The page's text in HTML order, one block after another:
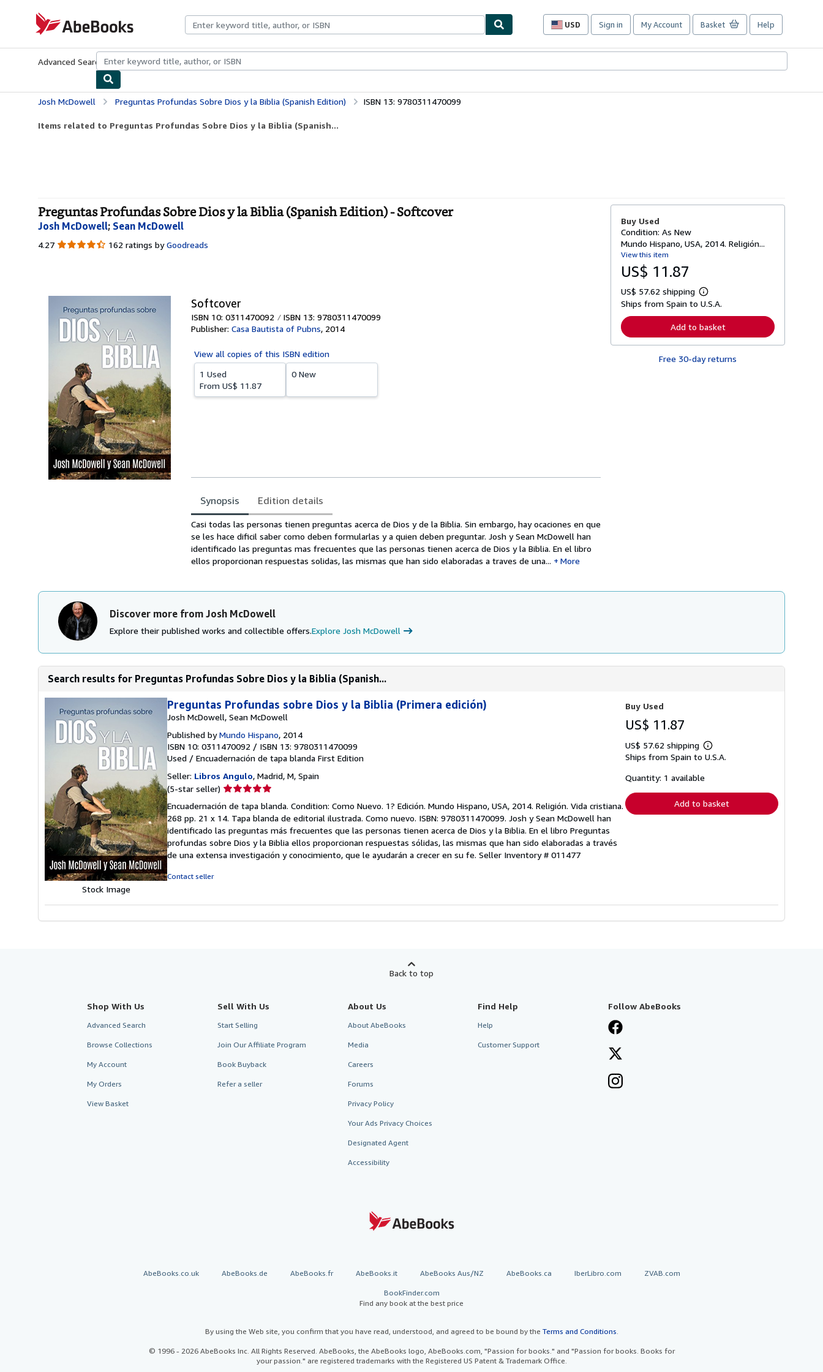
AbeBooks.com
USD
Site
preferences
Sign in My Account Basket Help
Advanced Search Browse CollectionsRare BooksArt & Collectibles
Josh McDowell Preguntas Profundas Sobre Dios y la Biblia (Spanish Edition) ISBN 13: 9780311470099
Items related to Preguntas Profundas Sobre Dios y la Biblia (Spanish...
Preguntas Profundas Sobre Dios y la Biblia (Spanish Edition) - Softcover
Josh McDowell; Sean McDowell
4.27 4.27
162 ratings by Goodreads
Softcover
ISBN 10: 0311470092
ISBN 13: 9780311470099
Publisher: Casa Bautista of Pubns, 2014
View all copies of this ISBN edition
1 Used
From US$ 11.87
0 New
Synopsis Edition details
Synopsis
Casi todas las personas tienen preguntas acerca de Dios y de la Biblia. Sin embargo, hay ocaciones en que
se les hace dificil saber como deben formularlas y a quien deben preguntar. Josh y Sean McDowell han
identificado las preguntas mas frecuentes que las personas tienen acerca de Dios y la Biblia. En el libro
ellos proporcionan respuestas solidas, las mismas que han sido elaboradas a traves de una...
More
Buy Used
Condition: As New
Mundo Hispano, USA, 2014. Religión...
View this item
US$ 11.87
US$ 57.62 shipping
L
e
n
r
Ships from Spain to U.S.A.
Add to basket
Free 30-day returns
Discover more from Josh McDowell
Explore their published works and collectible offers.Explore Josh McDowell
Search results for Preguntas Profundas Sobre Dios y la Biblia (Spanish...
Stock Image
Preguntas Profundas sobre Dios y la Biblia (Primera edición)
Josh McDowell, Sean McDowell
Published byMundo Hispano, 2014
ISBN 10: 0311470092 / ISBN 13: 9780311470099
Used / Encuadernación de tapa blanda First Edition
Seller: Libros Angulo, Madrid, M, Spain
(5-star seller) Seller
5
out
of
5
stars
Encuadernación de tapa blanda. Condition: Como Nuevo. 1? Edición. Mundo Hispano, USA, 2014. Religión. Vida cristiana.
268 pp. 21 x 14. Tapa blanda de editorial ilustrada. Como nuevo. ISBN: 9780311470099. Josh y Sean McDowell han
identificado las preguntas más frecuentes que las personas tienen acerca de Dios y la Biblia. En el libro Preguntas
profundas sobre Dios y la Biblia ellos proporcionan respuestas sólidas, las mismas que han sido elaboradas a través
de una extensa investigación y conocimiento, que le ayudarán a crecer en su fe. Seller Inventory # 011477
Contact seller
Buy Used
US$ 11.87
US$ 57.62 shipping
Learn
more
Ships from Spain to U.S.A.
Quantity: 1 available
Add to basket
Back to top
Shop With Us
Advanced Search
Browse Collections
My Account
My Orders
View Basket
Sell With Us
Start Selling
Join Our Affiliate Program
Book Buyback
Refer a seller
About Us
About AbeBooks
Media
Careers
Forums
Privacy Policy
Your Ads Privacy Choices
Designated Agent
Accessibility
Find Help
Help
Customer Support
Follow AbeBooks
AbeBooks.co.uk AbeBooks.de AbeBooks.fr AbeBooks.it AbeBooks Aus/NZ AbeBooks.ca IberLibro.com ZVAB.com
BookFinder.com
Find any book at the best price
By using the Web site, you confirm that you have read, understood, and agreed to be bound by the Terms and Conditions.
© 1996 - 2026 AbeBooks Inc. All Rights Reserved. AbeBooks, the AbeBooks logo, AbeBooks.com, "Passion for books." and "Passion for books. Books for
your passion." are registered trademarks with the Registered US Patent & Trademark Office.